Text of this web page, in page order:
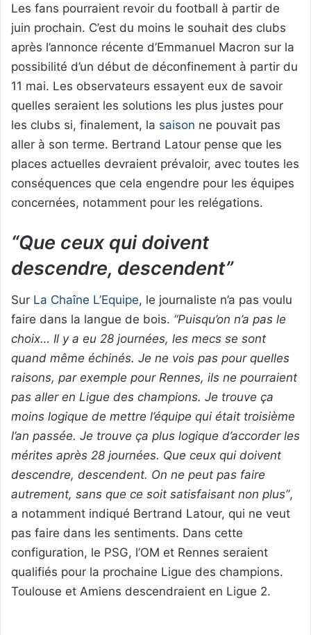
Les fans pourraient revoir du football à partir de
juin prochain. C’est du moins le souhait des clubs
après l’annonce récente d’Emmanuel Macron sur la
possibilité d’un début de déconfinement à partir du
11 mai. Les observateurs essayent eux de savoir
quelles seraient les solutions les plus justes pour
les clubs si, finalement, la saison ne pouvait pas
aller à son terme. Bertrand Latour pense que les
places actuelles devraient prévaloir, avec toutes les
conséquences que cela engendre pour les équipes
concernées, notamment pour les relégations.
“Que ceux qui doivent
descendre, descendent”
Sur La Chaîne L’Equipe, le journaliste n’a pas voulu
faire dans la langue de bois. “Puisqu’on n’a pas le
choix… Il y a eu 28 journées, les mecs se sont
quand même échinés. Je ne vois pas pour quelles
raisons, par exemple pour Rennes, ils ne pourraient
pas aller en Ligue des champions. Je trouve ça
moins logique de mettre l’équipe qui était troisième
l’an passée. Je trouve ça plus logique d’accorder les
mérites après 28 journées. Que ceux qui doivent
descendre, descendent. On ne peut pas faire
autrement, sans que ce soit satisfaisant non plus”,
a notamment indiqué Bertrand Latour, qui ne veut
pas faire dans les sentiments. Dans cette
configuration, le PSG, l’OM et Rennes seraient
qualifiés pour la prochaine Ligue des champions.
Toulouse et Amiens descendraient en Ligue 2.